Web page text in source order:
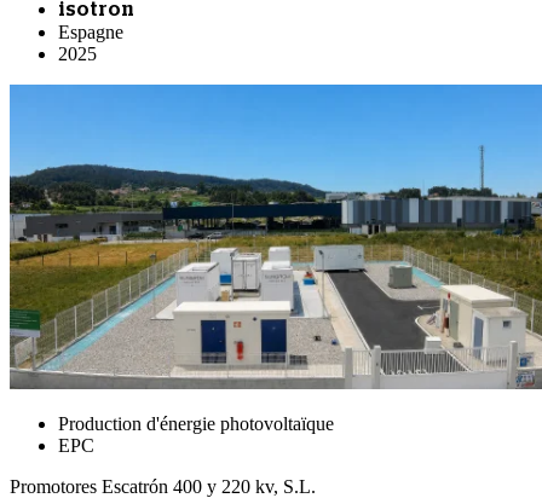
isotron
Espagne
2025
Production d'énergie photovoltaïque
EPC
Promotores Escatrón 400 y 220 kv, S.L.